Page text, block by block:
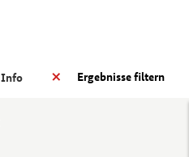
Ergebnisse filtern
Info